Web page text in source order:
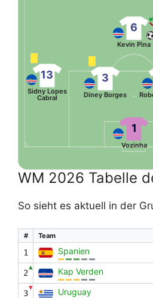
1
Vozinha
13
Sidny Lopes
Cabral
3
Diney Borges
6
Kevin Pina
WM 2026 Tabelle
So sieht es aktuell in der
# Team
1 Spanien
2
▲ Kap Verden
3
▼ Uruguay